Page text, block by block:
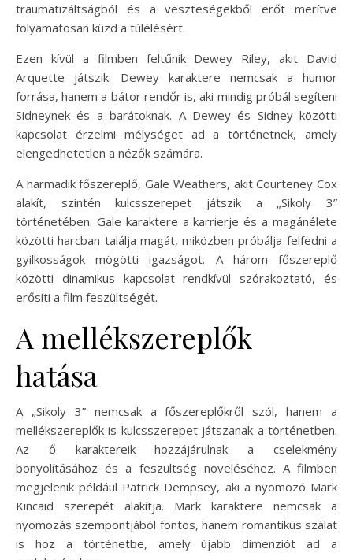
traumatizáltságból és a veszteségekből erőt merítve
folyamatosan küzd a túlélésért.
Ezen kívül a filmben feltűnik Dewey Riley, akit David
Arquette játszik. Dewey karaktere nemcsak a humor
forrása, hanem a bátor rendőr is, aki mindig próbál segíteni
Sidneynek és a barátoknak. A Dewey és Sidney közötti
kapcsolat érzelmi mélységet ad a történetnek, amely
elengedhetetlen a nézők számára.
A harmadik főszereplő, Gale Weathers, akit Courteney Cox
alakít, szintén kulcsszerepet játszik a „Sikoly 3”
történetében. Gale karaktere a karrierje és a magánélete
közötti harcban találja magát, miközben próbálja felfedni a
gyilkosságok mögötti igazságot. A három főszereplő
közötti dinamikus kapcsolat rendkívül szórakoztató, és
erősíti a film feszültségét.
A mellékszereplők
hatása
A „Sikoly 3” nemcsak a főszereplőkről szól, hanem a
mellékszereplők is kulcsszerepet játszanak a történetben.
Az ő karaktereik hozzájárulnak a cselekmény
bonyolításához és a feszültség növeléséhez. A filmben
megjelenik például Patrick Dempsey, aki a nyomozó Mark
Kincaid szerepét alakítja. Mark karaktere nemcsak a
nyomozás szempontjából fontos, hanem romantikus szálat
is hoz a történetbe, amely újabb dimenziót ad a